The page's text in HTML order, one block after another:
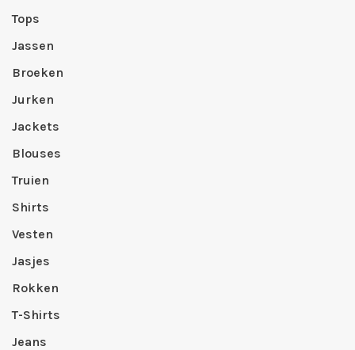
Tops
Jassen
Broeken
Jurken
Jackets
Blouses
Truien
Shirts
Vesten
Jasjes
Rokken
T-Shirts
Jeans